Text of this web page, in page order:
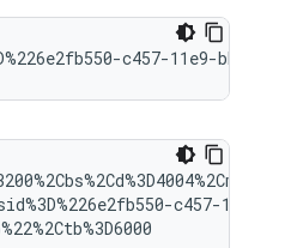
c457-11e9-